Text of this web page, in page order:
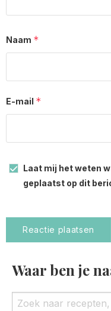
Naam *
E-mail *
Laat mij het weten
geplaatst op dit
Waar ben je